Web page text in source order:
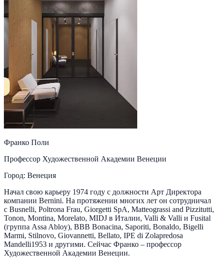
Франко Поли
Профессор Художественной Академии Венеции
Город: Венеция
Начал свою карьеру 1974 году с должности Арт Директора
компании Bernini. На протяжении многих лет он сотрудничал
с Busnelli, Poltrona Frau, Giorgetti SpA, Matteograssi and Pizzitutti,
Tonon, Montina, Morelato, MIDJ в Италии, Valli & Valli и Fusital
(группа Assa Abloy), BBB Bonacina, Saporiti, Bonaldo, Bigelli
Marmi, Stilnovo, Giovannetti, Bellato, IPE di Zolapredosa
Mandelli1953 и другими. Сейчас Франко – профессор
Художественной Академии Венеции.